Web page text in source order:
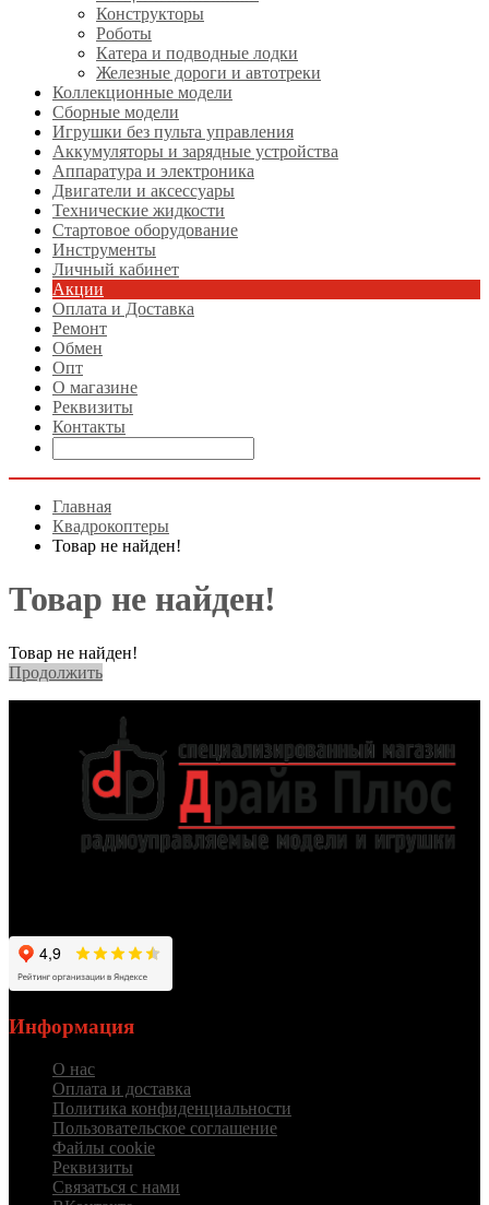
Конструкторы
Роботы
Катера и подводные лодки
Железные дороги и автотреки
Коллекционные модели
Сборные модели
Игрушки без пульта управления
Аккумуляторы и зарядные устройства
Аппаратура и электроника
Двигатели и аксессуары
Технические жидкости
Стартовое оборудование
Инструменты
Личный кабинет
Акции
Оплата и Доставка
Ремонт
Обмен
Опт
О магазине
Реквизиты
Контакты
Главная
Квадрокоптеры
Товар не найден!
Товар не найден!
Товар не найден!
Продолжить
Информация
О нас
Оплата и доставка
Политика конфиденциальности
Пользовательское соглашение
Файлы cookie
Реквизиты
Связаться с нами